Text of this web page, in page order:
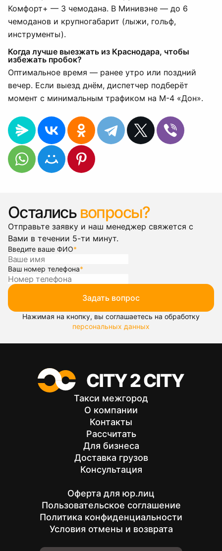
Комфорт+ — 3 чемодана. В Минивэне — до 6
чемоданов и крупногабарит (лыжи, гольф,
инструменты).
Когда лучше выезжать из Краснодара, чтобы
избежать пробок?
Оптимальное время — ранее утро или поздний
вечер. Если выезд днём, диспетчер подберёт
момент с минимальным трафиком на М-4 «Дон».
Остались вопросы?
Отправьте заявку и наш менеджер свяжется с
Вами в течении 5-ти минут.
Введите ваше ФИО*
Ваш номер телефона*
Задать вопрос
Нажимая на кнопку, вы соглашаетесь на обработку
персональных данных
Такси межгород
О компании
Контакты
Рассчитать
Для бизнеса
Доставка грузов
Консультация
Оферта для юр.лиц
Пользовательское соглашение
Политика конфиденциальности
Условия отмены и возврата